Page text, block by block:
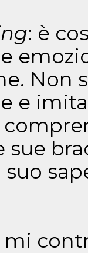
: è
Non
e
suo